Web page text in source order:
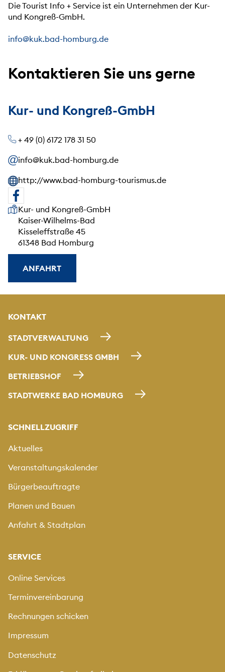
Die Tourist Info + Service ist ein Unternehmen der Kur-
und Kongreß-GmbH.
info@kuk.bad-homburg.de
Kontaktieren Sie uns gerne
Kur- und Kongreß-GmbH
+ 49 (0) 6172 178 31 50
info@kuk.bad-homburg.de
http://www.bad-homburg-tourismus.de
Unsere Anschrift
Kur- und Kongreß-GmbH
Kaiser-Wilhelms-Bad
Kisseleffstraße 45
61348 Bad Homburg
ANFAHRT
KONTAKT
STADTVERWALTUNG
KUR- UND KONGRESS GMBH
BETRIEBSHOF
STADTWERKE BAD HOMBURG
SCHNELLZUGRIFF
Aktuelles
Veranstaltungskalender
Bürgerbeauftragte
Planen und Bauen
Anfahrt & Stadtplan
SERVICE
Online Services
Terminvereinbarung
Rechnungen schicken
Impressum
Datenschutz